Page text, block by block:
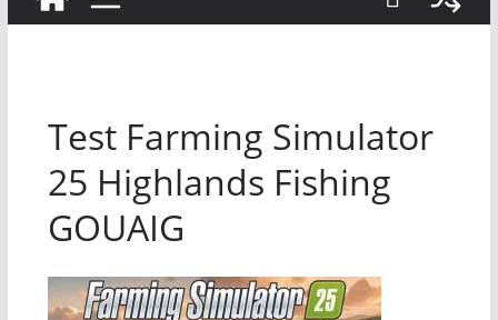
Test Farming Simulator
25 Highlands Fishing
GOUAIG